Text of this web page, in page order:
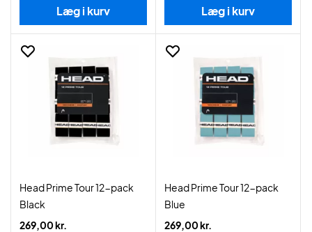
Læg i kurv Læg i kurv
Head Prime Tour 12-pack
Black
269,00 kr.
Head Prime Tour 12-pack
Blue
269,00 kr.